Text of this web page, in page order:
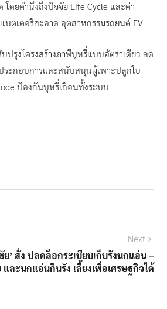
ดยคำนึงถึงปัจจัย Life Cycle และค่า
ตเตอรี่สะอาด อุตสาหกรรมรถยนต์ EV
รุงโครงสร้างภาษีบุหรี่แบบอัตราเดียว ลด
ระกอบการและสนับสนุนผู้เพาะปลูกใบ
ป้องกันบุหรี่เถื่อนทั้งระบบ
Next
post:
ย’ สั่ง ปลดล็อกระเบียบเก็บรังนกแอ่น –
และนกแอ่นกินรัง เลี้ยงเพื่อเศรษฐกิจได้